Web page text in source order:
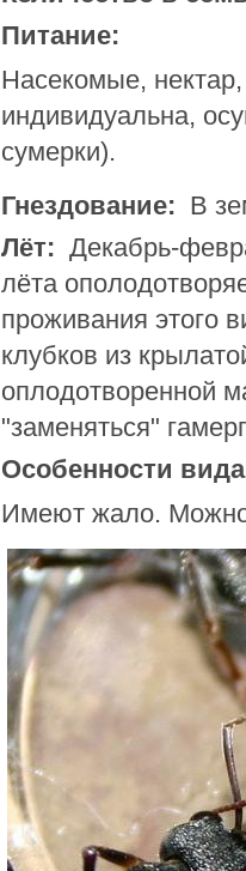
Питание:
Насекомые,
индивидуальна,
сумерки).
Гнездование: В
Лёт:
лёта
проживания этого
клубков из
оплодотворенной
"заменяться"
Особенности
Имеют жало. Можно